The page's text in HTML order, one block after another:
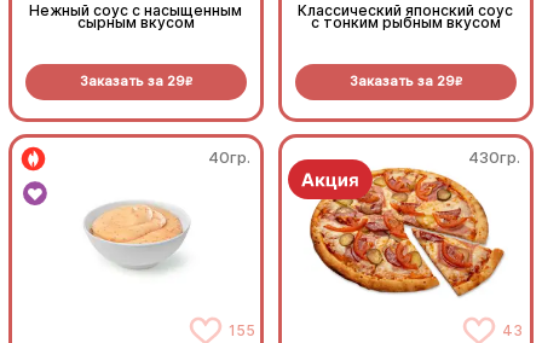
Нежный соус с насыщенным
сырным вкусом
Заказать за 29R
Классический японский соус
с тонким рыбным вкусом
Заказать за 29R
40гр.
155
430гр.
43